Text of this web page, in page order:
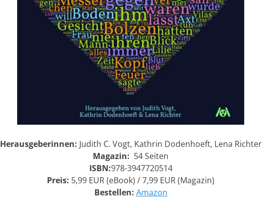
Herausgeberinnen: Judith C. Vogt, Kathrin Dodenhoeft, Lena Richter
Magazin: 54 Seiten
ISBN:978-3947720514
Preis: 5,99 EUR (eBook) / 7,99 EUR (Magazin)
Bestellen: Amazon